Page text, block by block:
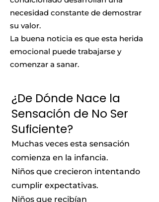
necesidad constante de demostrar
su valor.
La buena noticia es que esta herida
emocional puede trabajarse y
comenzar a sanar.
¿De Dónde Nace la
Sensación de No Ser
Suficiente?
Muchas veces esta sensación
comienza en la infancia.
Niños que crecieron intentando
cumplir expectativas.
Niños que recibían